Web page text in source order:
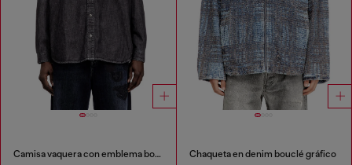
Camisa vaquera con emblema bordado Chaqueta en denim bouclé gráfico